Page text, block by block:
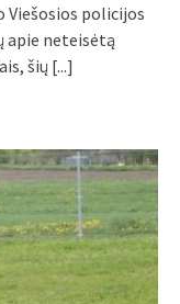
policijos
apie neteisėtą
šių [...]